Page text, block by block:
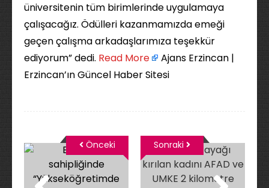
üniversitenin tüm birimlerinde uygulamaya
çalışacağız. Ödülleri kazanmamızda emeği
geçen çalışma arkadaşlarımıza teşekkür
ediyorum” dedi. ​ Read More
Ajans Erzincan |
Erzincan’ın Güncel Haber Sitesi
Önceki Sonraki